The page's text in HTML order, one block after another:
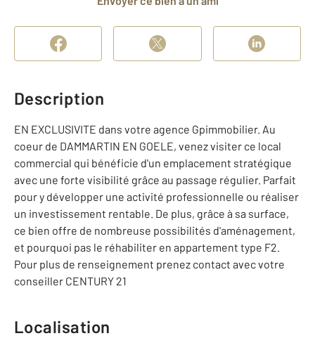
Description
EN EXCLUSIVITE dans votre agence Gpimmobilier. Au
coeur de DAMMARTIN EN GOELE, venez visiter ce local
commercial qui bénéficie d'un emplacement stratégique
avec une forte visibilité grâce au passage régulier. Parfait
pour y développer une activité professionnelle ou réaliser
un investissement rentable. De plus, grâce à sa surface,
ce bien offre de nombreuse possibilités d'aménagement,
et pourquoi pas le réhabiliter en appartement type F2.
Pour plus de renseignement prenez contact avec votre
conseiller CENTURY 21
Localisation